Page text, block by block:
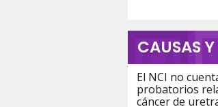
CAUSAS
El NCI no
probatorios
cáncer de